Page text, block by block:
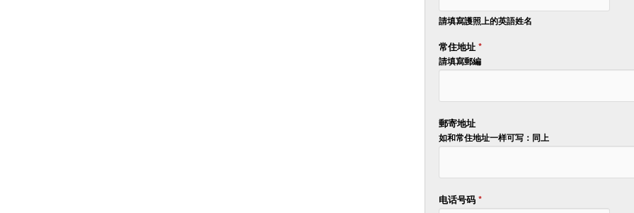
請填寫護照上的英語姓名
常住地址 *
請填寫郵編
郵寄地址
如和常住地址一样可写：同上
电话号码 *